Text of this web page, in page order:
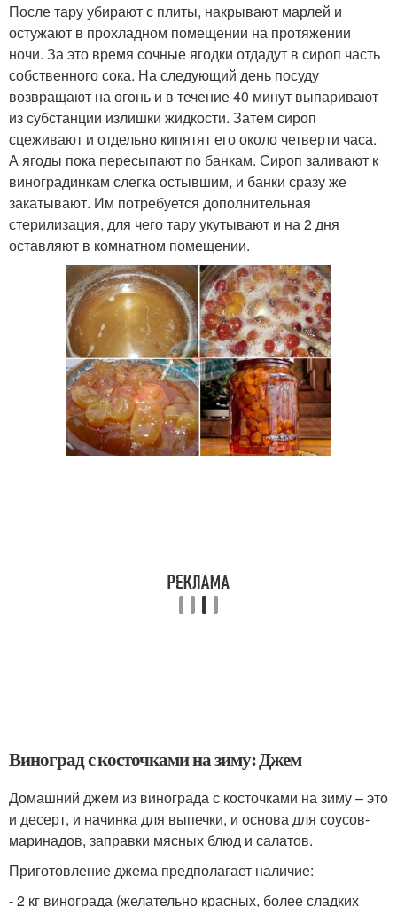
После тару убирают с плиты, накрывают марлей и
остужают в прохладном помещении на протяжении
ночи. За это время сочные ягодки отдадут в сироп часть
собственного сока. На следующий день посуду
возвращают на огонь и в течение 40 минут выпаривают
из субстанции излишки жидкости. Затем сироп
сцеживают и отдельно кипятят его около четверти часа.
А ягоды пока пересыпают по банкам. Сироп заливают к
виноградинкам слегка остывшим, и банки сразу же
закатывают. Им потребуется дополнительная
стерилизация, для чего тару укутывают и на 2 дня
оставляют в комнатном помещении.
Виноград с косточками на зиму: Джем
Домашний джем из винограда с косточками на зиму – это
и десерт, и начинка для выпечки, и основа для соусов-
маринадов, заправки мясных блюд и салатов.
Приготовление джема предполагает наличие:
- 2 кг винограда (желательно красных, более сладких